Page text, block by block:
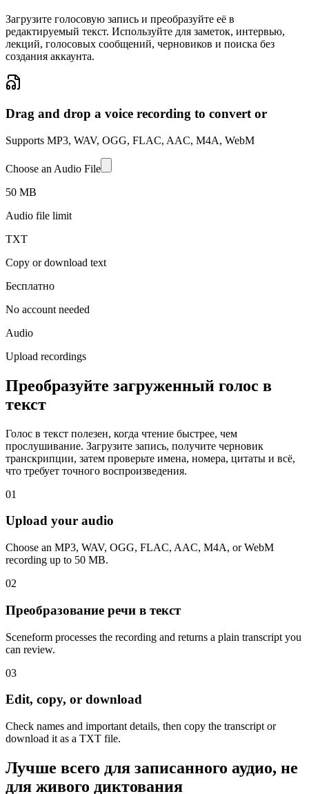
Загрузите голосовую запись и преобразуйте её в
редактируемый текст. Используйте для заметок, интервью,
лекций, голосовых сообщений, черновиков и поиска без
создания аккаунта.
Drag and drop a voice recording to convert or
Supports MP3, WAV, OGG, FLAC, AAC, M4A, WebM
Choose an Audio File
50 MB
Audio file limit
TXT
Copy or download text
Бесплатно
No account needed
Audio
Upload recordings
Преобразуйте загруженный голос в
текст
Голос в текст полезен, когда чтение быстрее, чем
прослушивание. Загрузите запись, получите черновик
транскрипции, затем проверьте имена, номера, цитаты и всё,
что требует точного воспроизведения.
01
Upload your audio
Choose an MP3, WAV, OGG, FLAC, AAC, M4A, or WebM
recording up to 50 MB.
02
Преобразование речи в текст
Sceneform processes the recording and returns a plain transcript you
can review.
03
Edit, copy, or download
Check names and important details, then copy the transcript or
download it as a TXT file.
Лучше всего для записанного аудио, не
для живого диктования